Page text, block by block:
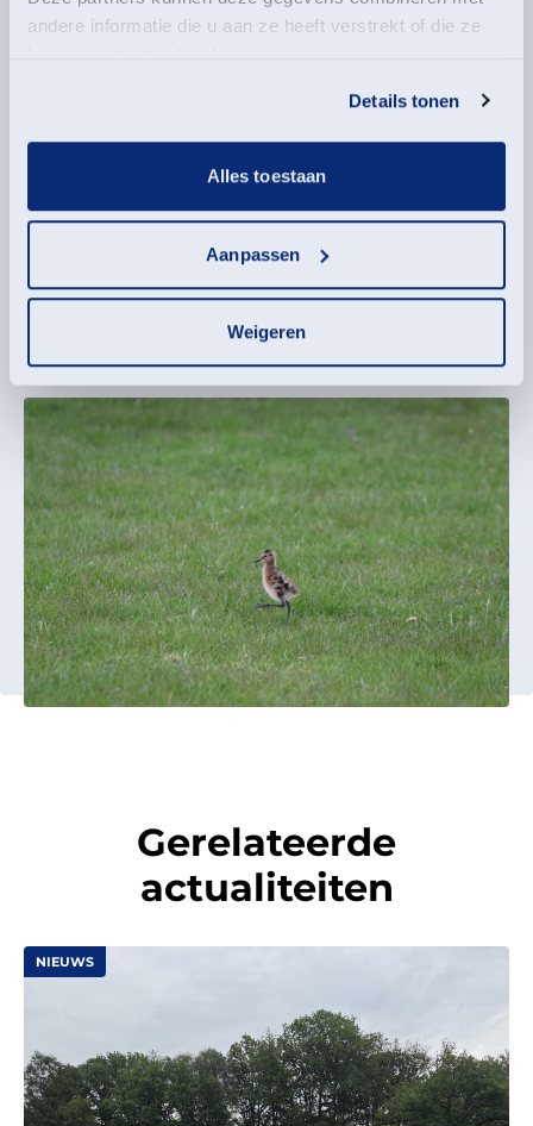
andere informatie die u aan ze heeft verstrekt of die ze
Details tonen
Alles toestaan
Aanpassen
Weigeren
Gerelateerde
actualiteiten
NIEUWS